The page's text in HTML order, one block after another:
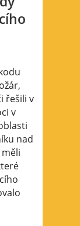
řešili v
v
nad